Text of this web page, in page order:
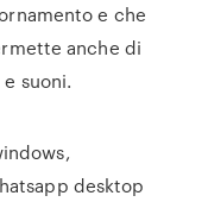
e che
anche di
suoni.
desktop